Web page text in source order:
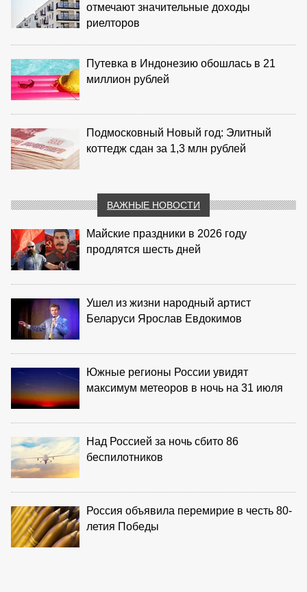
отмечают значительные доходы
риелторов
Путевка в Индонезию обошлась в 21
миллион рублей
Подмосковный Новый год: Элитный
коттедж сдан за 1,3 млн рублей
ВАЖНЫЕ НОВОСТИ
Майские праздники в 2026 году
продлятся шесть дней
Ушел из жизни народный артист
Беларуси Ярослав Евдокимов
Южные регионы России увидят
максимум метеоров в ночь на 31 июля
Над Россией за ночь сбито 86
беспилотников
Россия объявила перемирие в честь 80-
летия Победы